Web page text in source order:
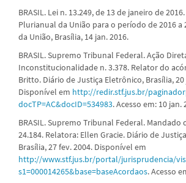
BRASIL. Lei n. 13.249, de 13 de janeiro de
Plurianual da União para o período de 2016 a
da União, Brasília, 14 jan. 2016.
BRASIL. Supremo Tribunal Federal. Ação
Inconstitucionalidade n. 3.378. Relator do
Britto. Diário de Justiça Eletrônico, Brasília, 20
Disponível em http://redir.stf.jus.br/
docTP=AC&docID=534983. Acesso em: 10 jan.
BRASIL. Supremo Tribunal Federal. Mandado
24.184. Relatora: Ellen Gracie. Diário de
Brasília, 27 fev. 2004. Disponível em
http://www.stf.jus.br/portal/jurisprudencia/
s1=000014265&base=baseAcordaos. Acesso